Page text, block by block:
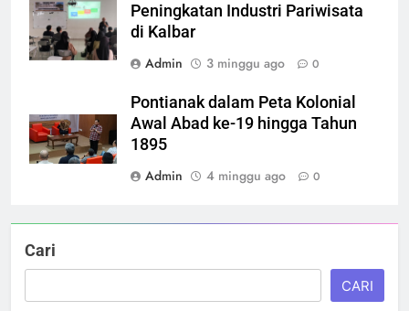
Peningkatan Industri Pariwisata
di Kalbar
Admin
3 minggu ago 0
Pontianak dalam Peta Kolonial
Awal Abad ke-19 hingga Tahun
1895
Admin
4 minggu ago 0
Cari
CARI